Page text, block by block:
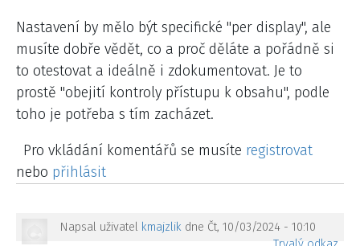
Nastavení by mělo být specifické "per display", ale
musíte dobře vědět, co a proč děláte a pořádně si
to otestovat a ideálně i zdokumentovat. Je to
prostě "obejití kontroly přístupu k obsahu", podle
toho je potřeba s tím zacházet.
Pro vkládání komentářů se musíte registrovat
nebo přihlásit
Napsal uživatel kmajzlikdne Čt, 10/03/2024 - 10:10